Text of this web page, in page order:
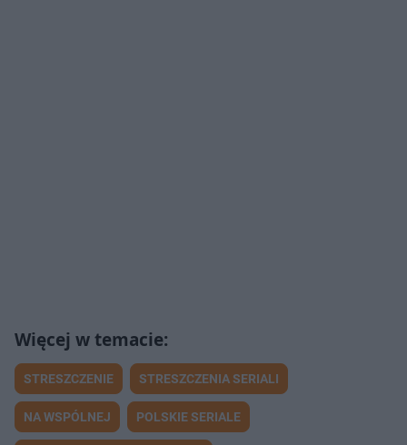
STRESZCZENIE STRESZCZENIA SERIALI
NA WSPÓLNEJ POLSKIE SERIALE